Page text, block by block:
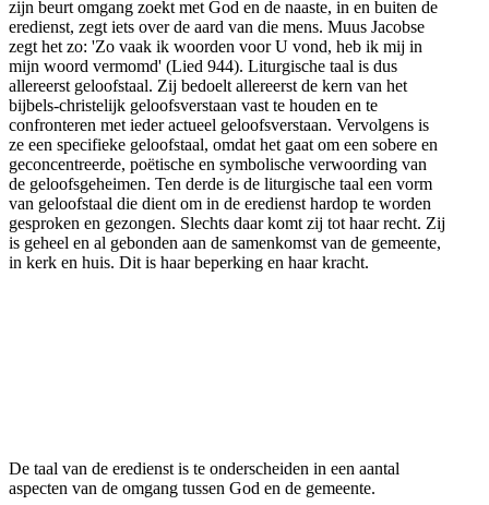
zijn beurt omgang zoekt met God en de naaste, in en buiten de
eredienst, zegt iets over de aard van die mens. Muus Jacobse
zegt het zo: 'Zo vaak ik woorden voor U vond, heb ik mij in
mijn woord vermomd' (Lied 944). Liturgische taal is dus
allereerst geloofstaal. Zij bedoelt allereerst de kern van het
bijbels-christelijk geloofsverstaan vast te houden en te
confronteren met ieder actueel geloofsverstaan. Vervolgens is
ze een specifieke geloofstaal, omdat het gaat om een sobere en
geconcentreerde, poëtische en symbolische verwoording van
de geloofsgeheimen. Ten derde is de liturgische taal een vorm
van geloofstaal die dient om in de eredienst hardop te worden
gesproken en gezongen. Slechts daar komt zij tot haar recht. Zij
is geheel en al gebonden aan de samenkomst van de gemeente,
in kerk en huis. Dit is haar beperking en haar kracht.
De taal van de eredienst is te onderscheiden in een aantal
aspecten van de omgang tussen God en de gemeente.